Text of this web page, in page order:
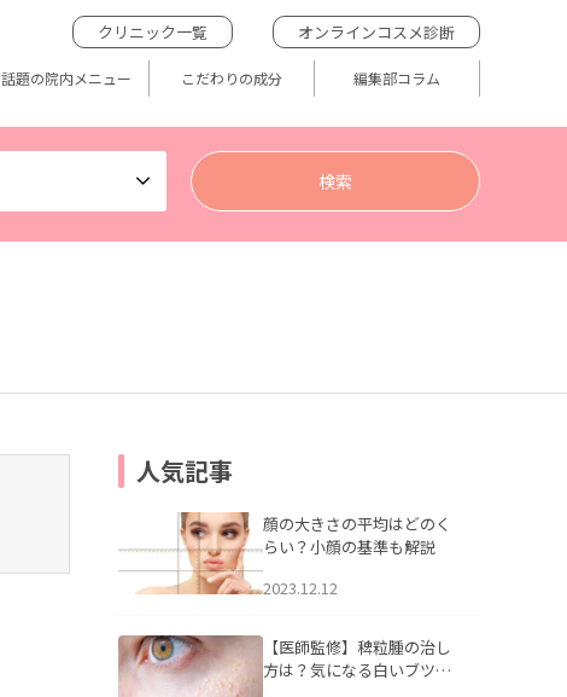
クリニック一覧 オンラインコスメ診断
話題の院内メニュー こだわりの成分 編集部コラム
人気記事
顔の大きさの平均はどのく
らい？小顔の基準も解説
2023.12.12
【医師監修】稗粒腫の治し
方は？気になる白いブツブ